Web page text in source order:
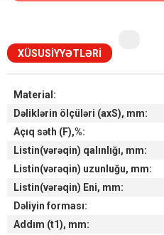
XÜSUSIYYƏTLƏRI
Material:
Dəliklərin ölçüləri (axS), mm:
Açıq səth (F),%:
Listin(vərəqin) qalınlığı, mm:
Listin(vərəqin) uzunluğu, mm:
Listin(vərəqin) Eni, mm:
Dəliyin forması:
Addım (t1), mm: